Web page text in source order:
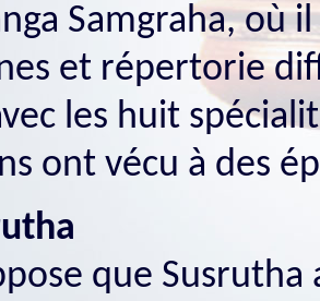
Samgraha, où
et répertorie
les huit
ont vécu à des
que